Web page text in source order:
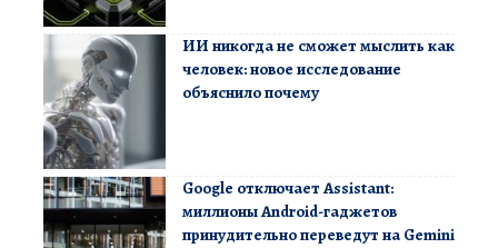
ИИ никогда не сможет мыслить как
человек: новое исследование
объяснило почему
Google отключает Assistant:
миллионы Android-гаджетов
принудительно переведут на Gemini